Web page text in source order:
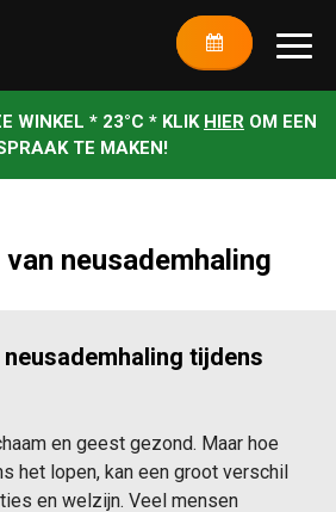
WINKEL * 23°C * KLIK HIER OM EEN
TE MAKEN!
neusademhaling
tijdens
en geest gezond. Maar hoe
het lopen, kan een groot verschil
en welzijn. Veel mensen